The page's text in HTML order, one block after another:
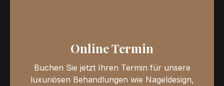
Online Termin
Buchen Sie jetzt Ihren Termin für unsere
luxuriösen Behandlungen wie Nageldesign,